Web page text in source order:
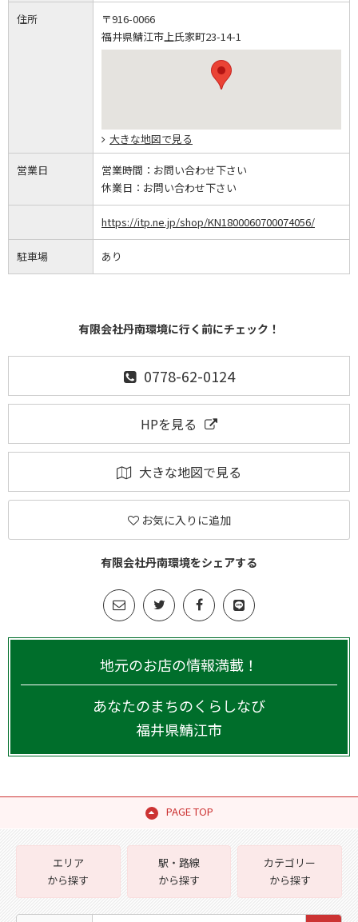
住所
〒916-0066
福井県鯖江市上氏家町23-14-1
大きな地図で見る
営業日 営業時間： お問い合わせ下さい
休業日： お問い合わせ下さい
https://itp.ne.jp/shop/KN1800060700074056/
駐車場 あり
有限会社丹南環境に行く前にチェック！
0778-62-0124
HPを見る
大きな地図で見る
お気に入りに追加
有限会社丹南環境をシェアする
地元のお店の情報満載！
あなたのまちのくらしなび
福井県鯖江市
PAGE TOP
エリア
から探す
駅・路線
から探す
カテゴリー
から探す